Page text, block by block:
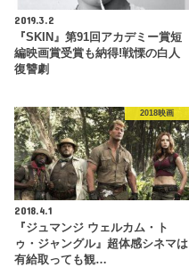
2019.3.2
『SKIN』第91回アカデミー賞短
編映画賞受賞も納得!戦慄の白人
復讐劇
2018映画
2018.4.1
『ジュマンジ ウェルカム・ト
ゥ・ジャングル』超体感シネマは
有給取っても観…